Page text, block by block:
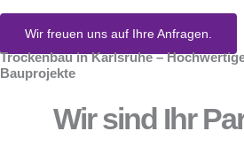
Wir freuen uns auf Ihre Anfragen.
Trockenbau in Karlsruhe –
Bauprojekte
Wir sind Ihr